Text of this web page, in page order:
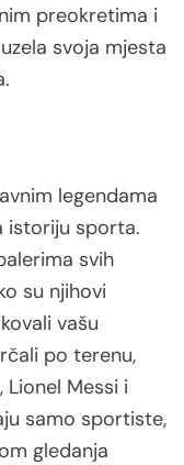
preokretima i
svoja mjesta
legendama
istoriju sporta.
svih
su njihovi
vašu
po terenu,
Lionel Messi i
samo sportiste,
gledanja